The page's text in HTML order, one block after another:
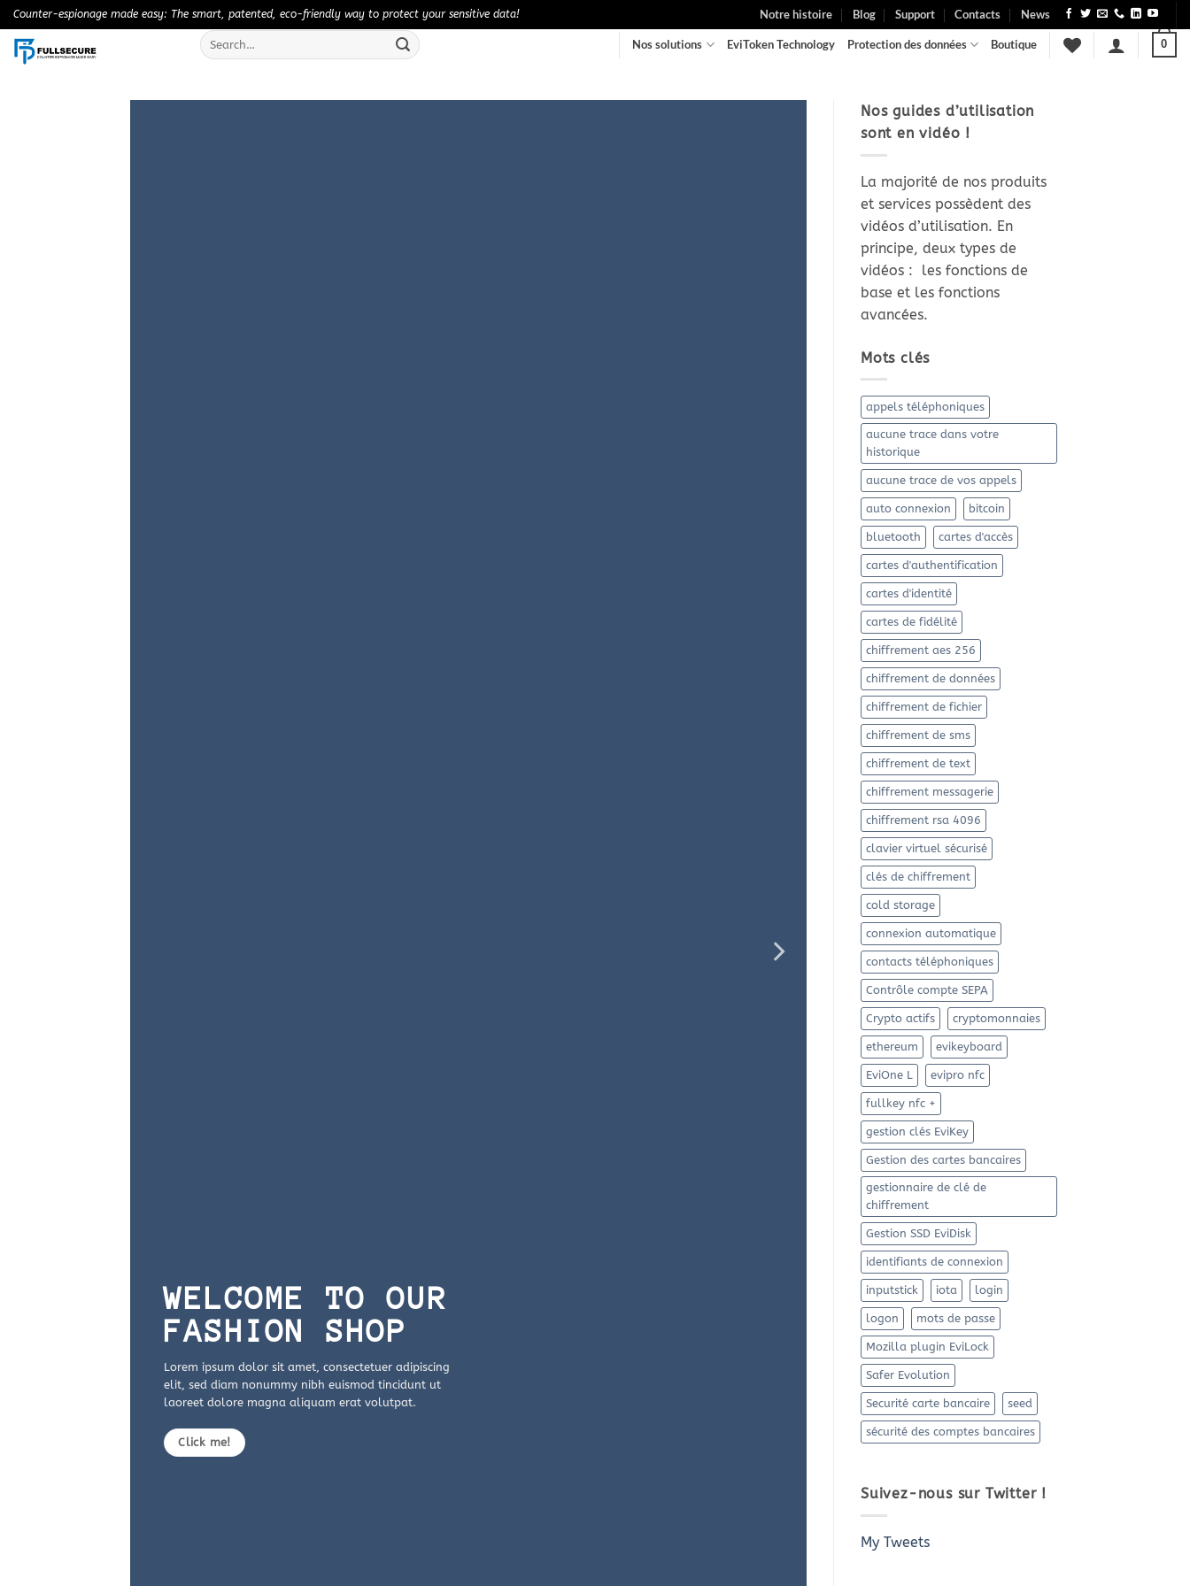
Skip
to
content
Counter-espionage made easy: The smart, patented, eco-friendly way to protect your sensitive data! Notre histoire Blog Support Contacts News
Search
for:
Nos solutions EviToken Technology Protection des données Boutique 0
WELCOME TO OUR
FASHION SHOP
Lorem ipsum dolor sit amet, consectetuer adipiscing
elit, sed diam nonummy nibh euismod tincidunt ut
laoreet dolore magna aliquam erat volutpat.
Click me!
WELCOME TO OUR
FASHION SHOP
Lorem ipsum dolor sit amet, consectetuer adipiscing
elit, sed diam nonummy nibh euismod tincidunt ut
laoreet dolore magna aliquam erat volutpat.
Click me!
Nos guides d’utilisation
sont en vidéo !
La majorité de nos produits
et services possèdent des
vidéos d’utilisation. En
principe, deux types de
vidéos : les fonctions de
base et les fonctions
avancées.
Mots clés
appels téléphoniques
aucune trace dans votre
historique
aucune trace de vos appels
auto connexion bitcoin
bluetooth cartes d'accès
cartes d'authentification
cartes d'identité
cartes de fidélité
chiffrement aes 256
chiffrement de données
chiffrement de fichier
chiffrement de sms
chiffrement de text
chiffrement messagerie
chiffrement rsa 4096
clavier virtuel sécurisé
clés de chiffrement
cold storage
connexion automatique
contacts téléphoniques
Contrôle compte SEPA
Crypto actifs cryptomonnaies
ethereum evikeyboard
EviOne L evipro nfc
fullkey nfc +
gestion clés EviKey
Gestion des cartes bancaires
gestionnaire de clé de
chiffrement
Gestion SSD EviDisk
identifiants de connexion
inputstick iota login
logon mots de passe
Mozilla plugin EviLock
Safer Evolution
Securité carte bancaire seed
sécurité des comptes bancaires
Suivez-nous sur Twitter !
My Tweets